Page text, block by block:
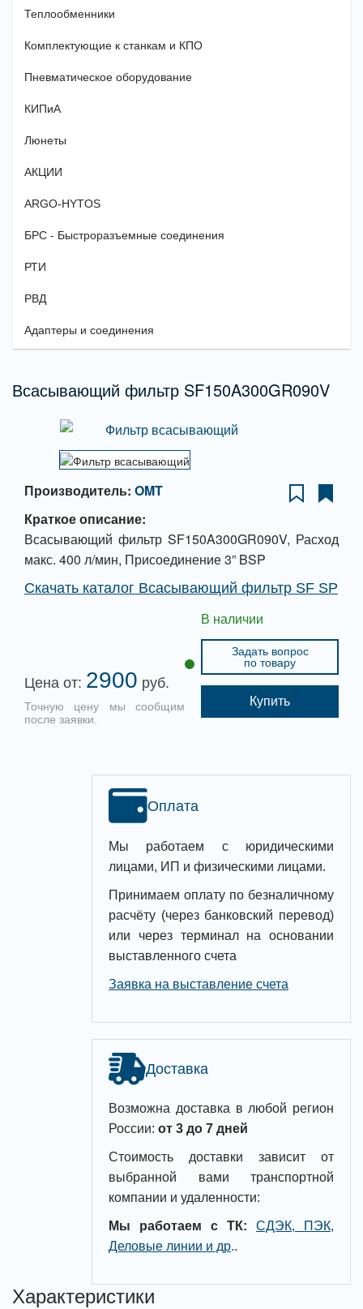
Теплообменники
Комплектующие к станкам и КПО
Пневматическое оборудование
КИПиА
Люнеты
АКЦИИ
ARGO-HYTOS
БРС - Быстроразъемные соединения
РТИ
РВД
Адаптеры и соединения
Всасывающий фильтр SF150A300GR090V
Производитель: OMT
Краткое описание:
Всасывающий фильтр SF150A300GR090V, Расход
макс. 400 л/мин, Присоединение 3” BSP
Скачать каталог Всасывающий фильтр SF SP
Цена от: 2900 руб.
Точную цену мы сообщим
после заявки.
В наличии
Задать вопрос
по товару
Купить
Оплата
Мы работаем с юридическими
лицами, ИП и физическими лицами.
Принимаем оплату по безналичному
расчёту (через банковский перевод)
или через терминал на основании
выставленного счета
Заявка на выставление счета
Доставка
Возможна доставка в любой регион
России: от 3 до 7 дней
Стоимость доставки зависит от
выбранной вами транспортной
компании и удаленности:
Мы работаем с ТК:
СДЭК, ПЭК,
Деловые линии и др..
Характеристики